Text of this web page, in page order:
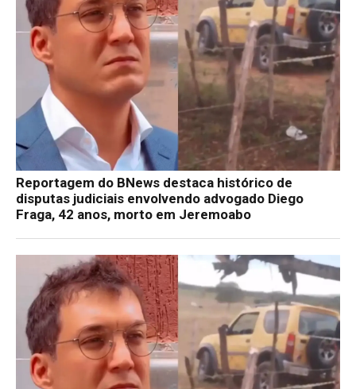
Reportagem do BNews destaca histórico de
disputas judiciais envolvendo advogado Diego
Fraga, 42 anos, morto em Jeremoabo